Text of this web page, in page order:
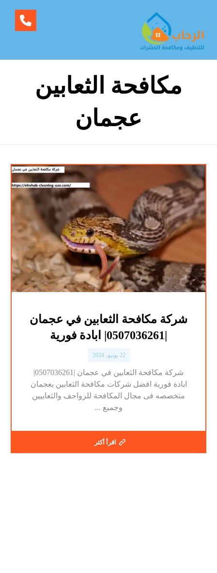
مكافحة الثعابين
عجمان
شركة مكافحة الثعابين في عجمان
22 يونيو، 2024
شركة مكافحة الثعابين في عجمان |0507036261|
ابادة فورية افضل شركات مكافحة الثعابين بعجمان
متخصصه فى مجال المكافحة للزواحف والثعابيين
وجميع ...
اقرأ أكثر